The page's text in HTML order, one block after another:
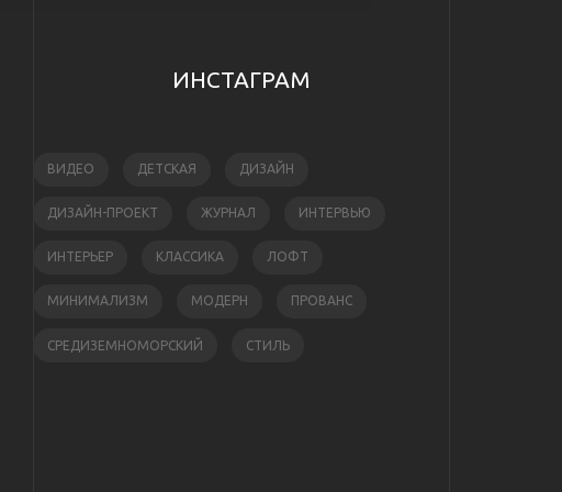
ИНСТАГРАМ
ВИДЕО ДЕТСКАЯ ДИЗАЙН
ДИЗАЙН-ПРОЕКТ ЖУРНАЛ ИНТЕРВЬЮ
ИНТЕРЬЕР КЛАССИКА ЛОФТ
МИНИМАЛИЗМ МОДЕРН ПРОВАНС
СРЕДИЗЕМНОМОРСКИЙ СТИЛЬ